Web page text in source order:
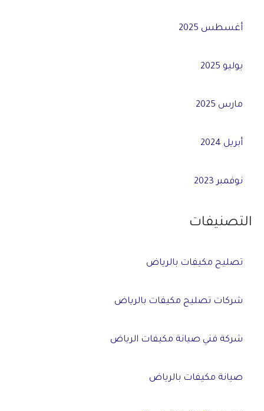
أغسطس 2025
يوليو 2025
مارس 2025
أبريل 2024
نوفمبر 2023
التصنيفات
تصليح مكيفات بالرياض
شركات تصليح مكيفات بالرياض
شركة فني صيانة مكيفات الرياض
صيانة مكيفات بالرياض